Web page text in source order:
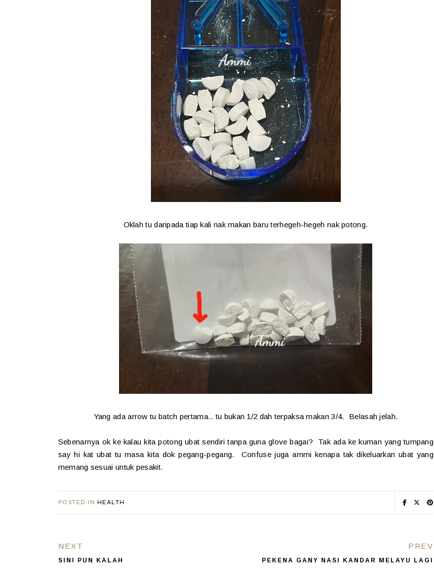
Oklah tu daripada tiap kali nak makan baru terhegeh-hegeh nak potong.
Yang ada arrow tu batch pertama.. tu bukan 1/2 dah terpaksa makan 3/4. Belasah jelah.
Sebenarnya ok ke kalau kita potong ubat sendiri tanpa guna glove bagai? Tak ada ke kuman yang tumpang
say hi kat ubat tu masa kita dok pegang-pegang. Confuse juga ammi kenapa tak dikeluarkan ubat yang
memang sesuai untuk pesakit.
POSTED IN HEALTH
NEXT
SINI PUN KALAH
PREV
PEKENA GANY NASI KANDAR MELAYU LAGI